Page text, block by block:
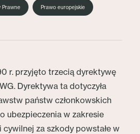
Prawne Prawo europejskie
r. przyjęto trzecią dyrektywę
Dyrektywa ta dotyczyła
państw członkowskich
ubezpieczenia w zakresie
za szkody powstałe w